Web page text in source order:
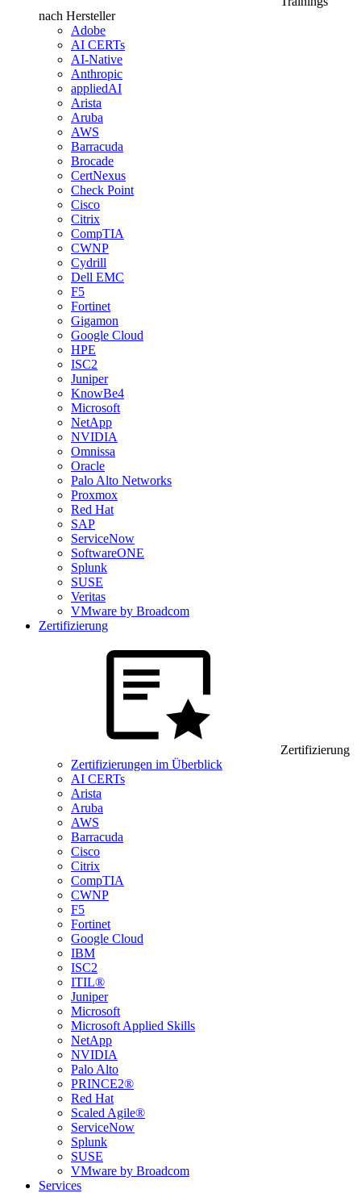
nach Hersteller
Adobe
AI CERTs
AI-Native
Anthropic
appliedAI
Arista
Aruba
AWS
Barracuda
Brocade
CertNexus
Check Point
Cisco
Citrix
CompTIA
CWNP
Cydrill
Dell EMC
F5
Fortinet
Gigamon
Google Cloud
HPE
ISC2
Juniper
KnowBe4
Microsoft
NetApp
NVIDIA
Omnissa
Oracle
Palo Alto Networks
Proxmox
Red Hat
SAP
ServiceNow
SoftwareONE
Splunk
SUSE
Veritas
VMware by Broadcom
Zertifizierung
Zertifizierung
Zertifizierungen im Überblick
AI CERTs
Arista
Aruba
AWS
Barracuda
Cisco
Citrix
CompTIA
CWNP
F5
Fortinet
Google Cloud
IBM
ISC2
ITIL®
Juniper
Microsoft
Microsoft Applied Skills
NetApp
NVIDIA
Palo Alto
PRINCE2®
Red Hat
Scaled Agile®
ServiceNow
Splunk
SUSE
VMware by Broadcom
Services